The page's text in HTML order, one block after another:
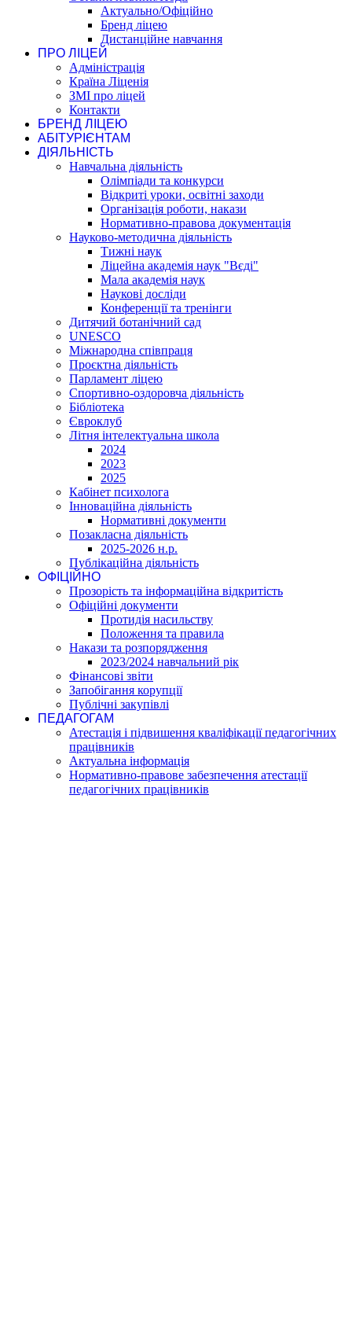
Актуально/Офіційно
Бренд ліцею
Дистанційне навчання
ПРО ЛІЦЕЙ
Адміністрація
Країна Ліценія
ЗМІ про ліцей
Контакти
БРЕНД ЛІЦЕЮ
АБІТУРІЄНТАМ
ДІЯЛЬНІСТЬ
Навчальна діяльність
Олімпіади та конкурси
Відкриті уроки, освітні заходи
Організація роботи, накази
Нормативно-правова документація
Науково-методична діяльність
Тижні наук
Ліцейна академія наук "Вєді"
Мала академія наук
Наукові досліди
Конференції та тренінги
Дитячий ботанічний сад
UNESCO
Міжнародна співпраця
Проєктна діяльність
Парламент ліцею
Спортивно-оздоровча діяльність
Бібліотека
Євроклуб
Літня інтелектуальна школа
2024
2023
2025
Кабінет психолога
Інноваційна діяльність
Нормативні документи
Позакласна діяльність
2025-2026 н.р.
Публікаційна діяльність
ОФІЦІЙНО
Прозорість та інформаційна відкритість
Офіційні документи
Протидія насильству
Положення та правила
Накази та розпорядження
2023/2024 навчальний рік
Фінансові звіти
Запобігання корупції
Публічні закупівлі
ПЕДАГОГАМ
Атестація і підвишення кваліфікації педагогічних
працівників
Актуальна інформація
Нормативно-правове забезпечення атестації
педагогічних працівників